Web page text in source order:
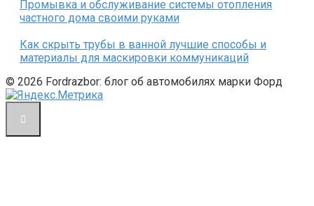
Промывка и обслуживание системы отопления
частного дома своими руками
Как скрыть трубы в ванной лучшие способы и
материалы для маскировки коммуникаций
© 2026 Fordrazbor: блог об автомобилях марки Форд